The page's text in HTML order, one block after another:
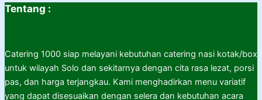
Tentang :
Catering 1000 siap melayani kebutuhan catering nasi kotak/box
untuk wilayah Solo dan sekitarnya dengan cita rasa lezat, porsi
pas, dan harga terjangkau. Kami menghadirkan menu variatif
yang dapat disesuaikan dengan selera dan kebutuhan acara